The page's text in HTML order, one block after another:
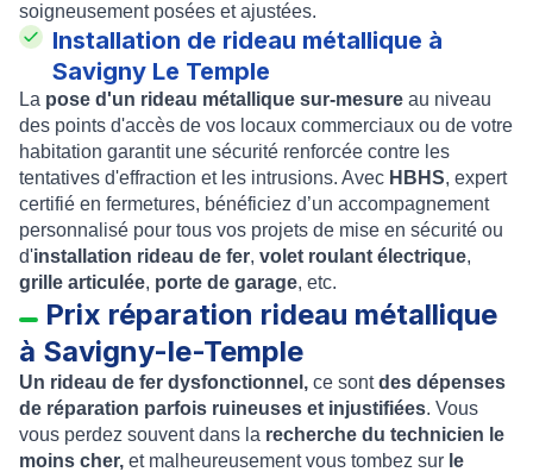
soigneusement posées et ajustées.
Installation de rideau métallique à
Savigny Le Temple
La pose d'un rideau métallique sur-mesure au niveau
des points d'accès de vos locaux commerciaux ou de votre
habitation garantit une sécurité renforcée contre les
tentatives d'effraction et les intrusions. Avec HBHS, expert
certifié en fermetures, bénéficiez d’un accompagnement
personnalisé pour tous vos projets de mise en sécurité ou
d'installation rideau de fer, volet roulant électrique,
grille articulée, porte de garage, etc.
Prix réparation rideau métallique
à Savigny-le-Temple
Un rideau de fer dysfonctionnel, ce sontdes dépenses
de réparation parfois ruineuses et injustifiées. Vous
vous perdez souvent dans la recherche du technicien le
moins cher, et malheureusement vous tombez sur le